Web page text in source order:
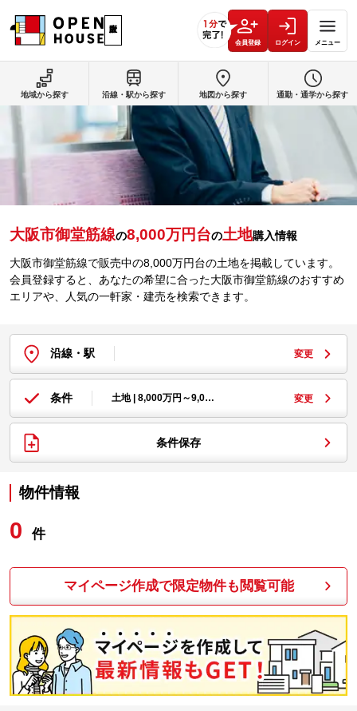
会員登録 ログイン メニュー
大阪市御堂筋線の8,000万円台の土地購入情報
大阪市御堂筋線で販売中の8,000万円台の土地を掲載しています。
会員登録すると、あなたの希望に合った大阪市御堂筋線のおすすめ
エリアや、人気の一軒家・建売を検索できます。
沿線・駅 変更
条件 土地 | 8,000万円～9,0… 変更
条件保存
物件情報
0 件
マイページ作成で限定物件も閲覧可能
地域から探す 沿線・駅から探す 地図から探す 通勤・通学から探す